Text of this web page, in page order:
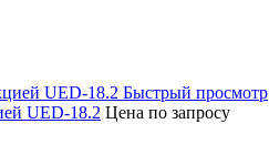
Быстрый просмотр
UED-18.2 Цена по запросу